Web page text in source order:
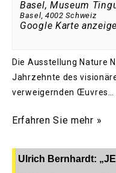
Basel, Museum
Basel, 4002 Schweiz
Google Karte
Die Ausstellung Nature
Jahrzehnte des
verweigernden Œuvres…
Erfahren Sie mehr »
Ulrich Bernhardt: